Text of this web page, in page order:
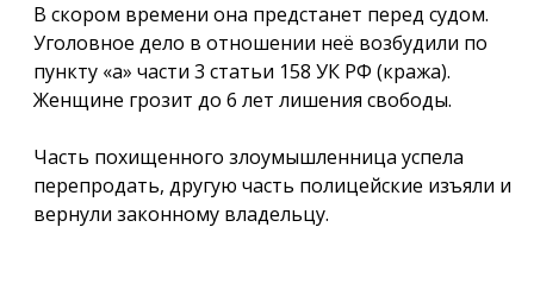
В скором времени она предстанет перед судом.
Уголовное дело в отношении неё возбудили по
пункту «а» части 3 статьи 158 УК РФ (кража).
Женщине грозит до 6 лет лишения свободы.
Часть похищенного злоумышленница успела
перепродать, другую часть полицейские изъяли и
вернули законному владельцу.